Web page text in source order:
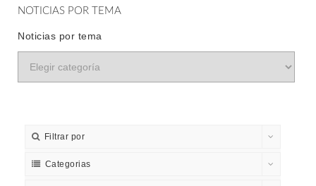
NOTICIAS POR TEMA
Noticias por tema
Filtrar por
Categorias